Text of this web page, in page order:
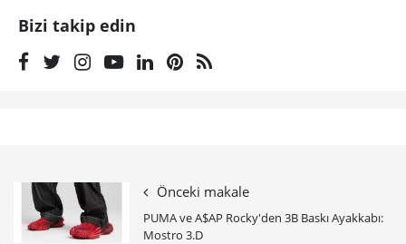
Bizi takip edin
Önceki makale
PUMA ve A$AP Rocky'den 3B Baskı Ayakkabı:
Mostro 3.D